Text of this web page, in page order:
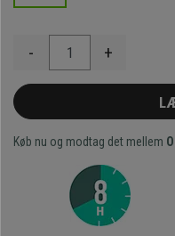
- +
Køb nu og modtag det mellem